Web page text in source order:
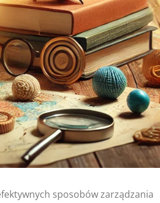
sposobów zarządzania